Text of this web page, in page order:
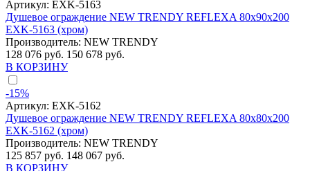
Артикул: EXK-5163
Душевое ограждение NEW TRENDY REFLEXA 80x90x200
EXK-5163 (хром)
Производитель: NEW TRENDY
128 076 руб. 150 678 руб.
В КОРЗИНУ
-15%
Артикул: EXK-5162
Душевое ограждение NEW TRENDY REFLEXA 80x80x200
EXK-5162 (хром)
Производитель: NEW TRENDY
125 857 руб. 148 067 руб.
В КОРЗИНУ